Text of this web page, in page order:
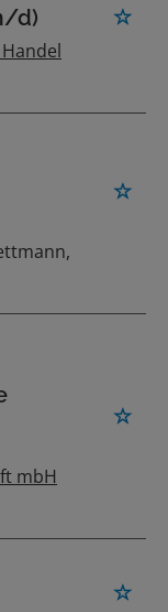
d)
mbH